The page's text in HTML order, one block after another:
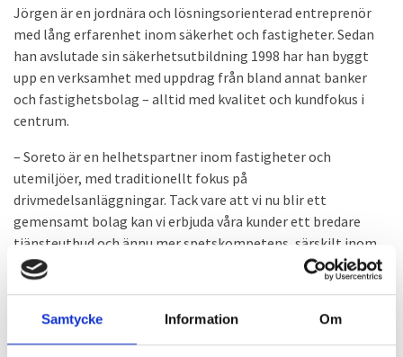
Samtycke Information Om
Jörgen är en jordnära och lösningsorienterad entreprenör
med lång erfarenhet inom säkerhet och fastigheter. Sedan
han avslutade sin säkerhetsutbildning 1998 har han byggt
upp en verksamhet med uppdrag från bland annat banker
och fastighetsbolag – alltid med kvalitet och kundfokus i
centrum.
– Soreto är en helhetspartner inom fastigheter och
utemiljöer, med traditionellt fokus på
drivmedelsanläggningar. Tack vare att vi nu blir ett
gemensamt bolag kan vi erbjuda våra kunder ett bredare
tjänsteutbud och ännu mer spetskompetens, särskilt inom
säkerhet, säger Jörgen Christensen.
Precis som Soreto har JC Säkerhet och
Fastighetsförvaltning präglats av ett starkt kundfokus, hög
kvalitet och medarbetare som är vana att ”lösa det mesta”.